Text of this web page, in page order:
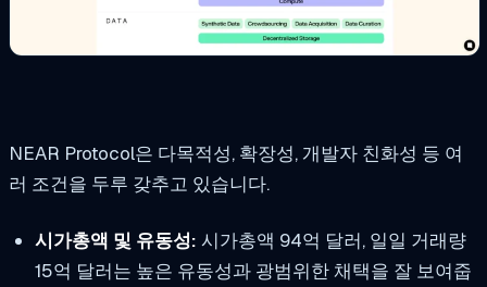
NEAR Protocol은 다목적성, 확장성, 개발자 친화성 등 여
러 조건을 두루 갖추고 있습니다.
시가총액 및 유동성: 시가총액 94억 달러, 일일 거래량
15억 달러는 높은 유동성과 광범위한 채택을 잘 보여줍